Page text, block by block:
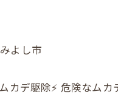
よし市
ムカデ駆除⚡ 危険なム